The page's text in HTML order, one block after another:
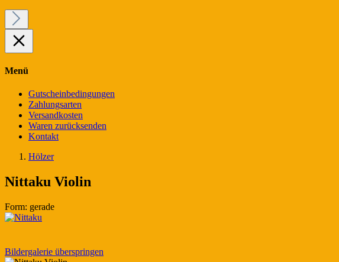
Menü
Gutscheinbedingungen
Zahlungsarten
Versandkosten
Waren zurücksenden
Kontakt
Hölzer
Nittaku Violin
Form: gerade
Bildergalerie überspringen